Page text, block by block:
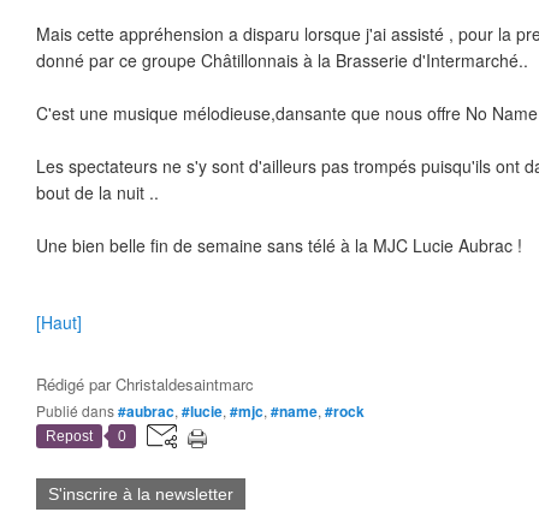
Mais cette appréhension a disparu lorsque j'ai assisté , pour la
donné par ce groupe Châtillonnais à la Brasserie d'Intermarché..
C'est une musique mélodieuse,dansante que nous offre No
Les spectateurs ne s'y sont d'ailleurs pas trompés puisqu'ils ont
bout de la nuit ..
Une bien belle fin de semaine sans télé à la MJC Lucie Aubrac !
[Haut]
Rédigé parChristaldesaintmarc
Publié dans#aubrac, #lucie, #mjc, #name, #rock
Repost 0
S'inscrire à la newsletter